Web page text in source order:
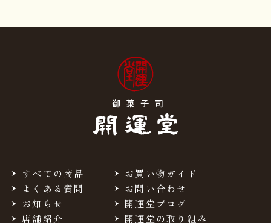
すべての商品
お買い物ガイド
よくある質問
お問い合わせ
お知らせ
開運堂ブログ
店舗紹介
開運堂の取り組み